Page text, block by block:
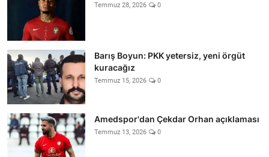
Temmuz 28, 2026 0
Barış Boyun: PKK yetersiz, yeni örgüt
kuracağız
Temmuz 15, 2026 0
Amedspor'dan Çekdar Orhan açıklaması
Temmuz 13, 2026 0